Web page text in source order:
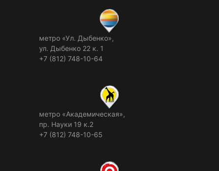
метро «Ул. Дыбенко»,
ул. Дыбенко 22 к. 1
+7 (812) 748-10-64
метро «Академическая»,
пр. Науки 19 к.2
+7 (812) 748-10-65